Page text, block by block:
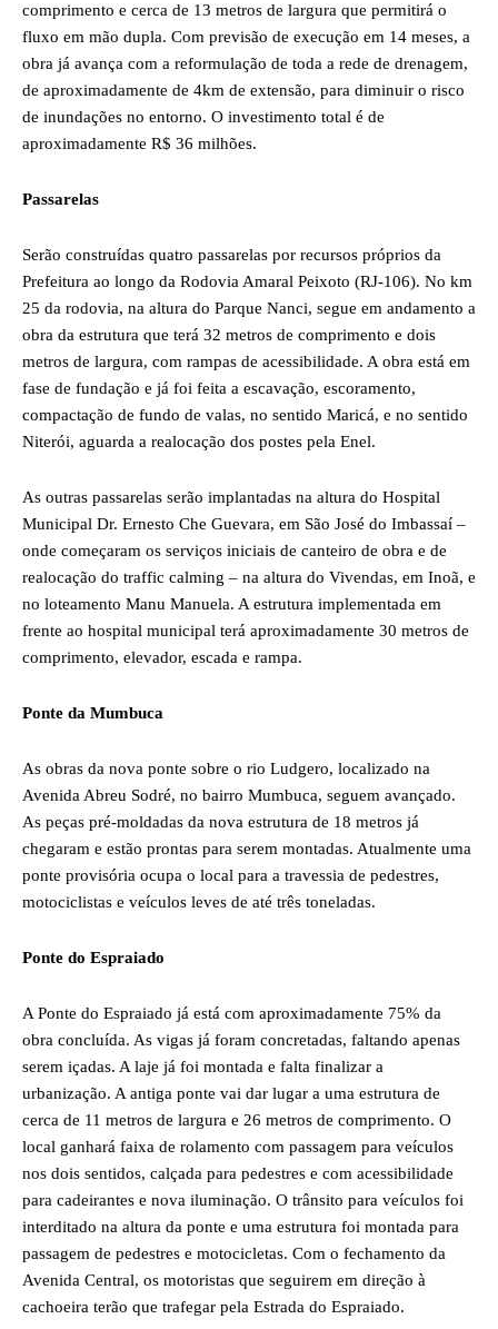
comprimento e cerca de 13 metros de largura que permitirá o
fluxo em mão dupla. Com previsão de execução em 14 meses, a
obra já avança com a reformulação de toda a rede de drenagem,
de aproximadamente de 4km de extensão, para diminuir o risco
de inundações no entorno. O investimento total é de
aproximadamente R$ 36 milhões.
Passarelas
Serão construídas quatro passarelas por recursos próprios da
Prefeitura ao longo da Rodovia Amaral Peixoto (RJ-106). No km
25 da rodovia, na altura do Parque Nanci, segue em andamento a
obra da estrutura que terá 32 metros de comprimento e dois
metros de largura, com rampas de acessibilidade. A obra está em
fase de fundação e já foi feita a escavação, escoramento,
compactação de fundo de valas, no sentido Maricá, e no sentido
Niterói, aguarda a realocação dos postes pela Enel.
As outras passarelas serão implantadas na altura do Hospital
Municipal Dr. Ernesto Che Guevara, em São José do Imbassaí –
onde começaram os serviços iniciais de canteiro de obra e de
realocação do traffic calming – na altura do Vivendas, em Inoã, e
no loteamento Manu Manuela. A estrutura implementada em
frente ao hospital municipal terá aproximadamente 30 metros de
comprimento, elevador, escada e rampa.
Ponte da Mumbuca
As obras da nova ponte sobre o rio Ludgero, localizado na
Avenida Abreu Sodré, no bairro Mumbuca, seguem avançado.
As peças pré-moldadas da nova estrutura de 18 metros já
chegaram e estão prontas para serem montadas. Atualmente uma
ponte provisória ocupa o local para a travessia de pedestres,
motociclistas e veículos leves de até três toneladas.
Ponte do Espraiado
A Ponte do Espraiado já está com aproximadamente 75% da
obra concluída. As vigas já foram concretadas, faltando apenas
serem içadas. A laje já foi montada e falta finalizar a
urbanização. A antiga ponte vai dar lugar a uma estrutura de
cerca de 11 metros de largura e 26 metros de comprimento. O
local ganhará faixa de rolamento com passagem para veículos
nos dois sentidos, calçada para pedestres e com acessibilidade
para cadeirantes e nova iluminação. O trânsito para veículos foi
interditado na altura da ponte e uma estrutura foi montada para
passagem de pedestres e motocicletas. Com o fechamento da
Avenida Central, os motoristas que seguirem em direção à
cachoeira terão que trafegar pela Estrada do Espraiado.